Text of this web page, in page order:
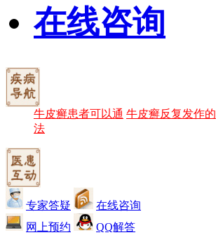
在线咨询
牛皮癣患者可以通 牛皮癣反复发作的
法
专家答疑
在线咨询
网上预约
QQ解答